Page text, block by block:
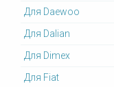
Для Daewoo
Для Dalian
Для Dimex
Для Fiat